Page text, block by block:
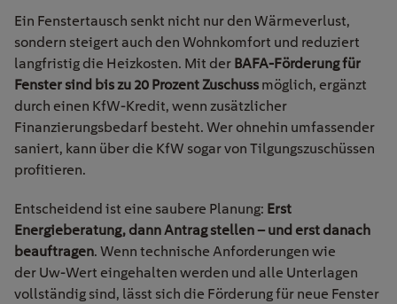
Ein Fenstertausch senkt nicht nur den Wärmeverlust,
sondern steigert auch den Wohnkomfort und reduziert
langfristig die Heizkosten. Mit der BAFA-Förderung für
Fenster sind bis zu 20 Prozent Zuschuss möglich, ergänzt
durch einen KfW-Kredit, wenn zusätzlicher
Finanzierungsbedarf besteht. Wer ohnehin umfassender
saniert, kann über die KfW sogar von Tilgungszuschüssen
profitieren.
Entscheidend ist eine saubere Planung: Erst
Energieberatung, dann Antrag stellen– und erst danach
beauftragen. Wenn technische Anforderungen wie
der Uw-Wert eingehalten werden und alle Unterlagen
vollständig sind, lässt sich die Förderung für neue Fenster